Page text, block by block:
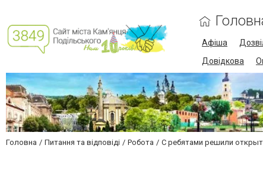
Афіша
Довідкова
Головна Питання та відповіді Робота С ребятами решили